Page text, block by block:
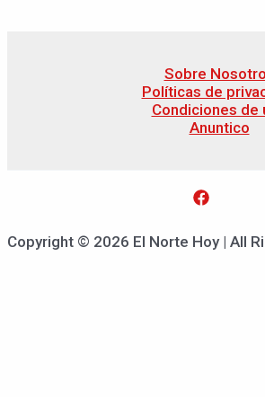
Sobre
Políticas de
Condiciones de
Anuntico
Copyright © 2026 El Norte Hoy | All